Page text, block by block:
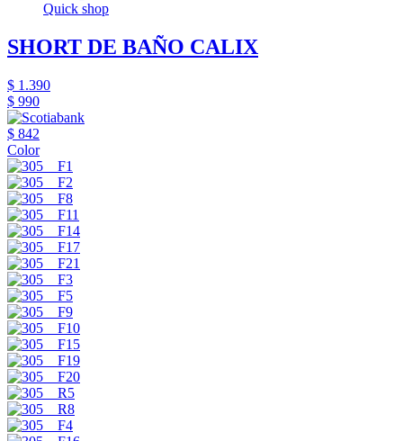
Quick shop
SHORT DE BAÑO CALIX
$ 1.390
$ 990
$ 842
Color